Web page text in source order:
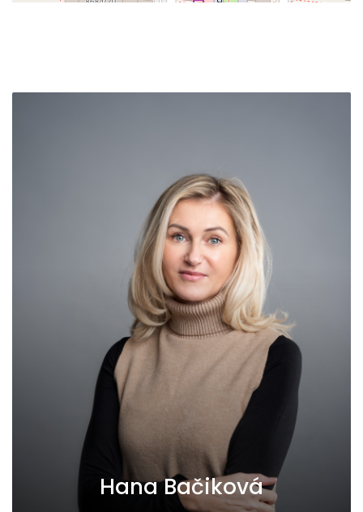
Hana Bačiková